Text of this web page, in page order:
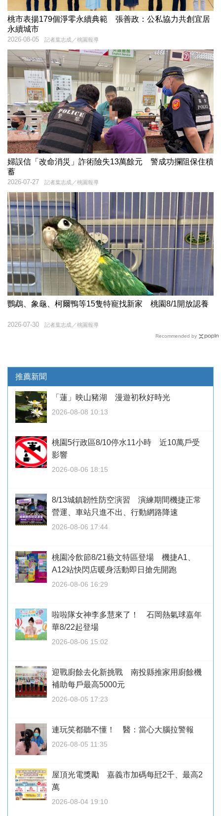
桃市表揚179個淨零永續典範 張善政：公私協力共創宜居
永續城市
記者葉志成／桃園報導
2026-08-05
婦誤信「改命消災」詐術險失13萬餘元 警成功攔阻保住積
蓄
記者葉志成／桃園報導
2026-07-27
鸚鵡、象龜、柯爾鴨等15隻特寵找新家 桃園8/1開放認養
記者葉志成／桃園報導
2026-07-30
Recommended by
推薦新聞
「蓮」映山豬湖 漫遊初秋好時光
2026-08-08 10:13
桃園5行政區8/10停水11小時 近10萬戶受
影響
2026-08-06 18:15
8/13城鎮韌性防空演習 演練期間機捷正常
營運、車站只進不出、行動網路降速
2026-08-06 17:44
桃園冷飲節8/21藝文特區登場 機捷A1、
A12站快閃店暖身活動即日搶先開跑
2026-08-06 16:29
啦啦隊女神李多慧來了！ 石岡熱氣球嘉年
華8/22起登場
2026-08-06 15:02
迎戰廚餘去化新挑戰 南投縣推家用廚餘機
補助每戶最高5000元
2026-08-05 17:23
連玩笑都聽不懂！ 醫：當心大腦拉警報
2026-08-05 11:35
屋頂光電獎勵 嘉義市加碼每瓩2千、最高2
萬
2026-08-04 19:10